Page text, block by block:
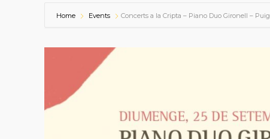
Home Events Concerts a la Cripta – Piano Duo Gironell – Puig